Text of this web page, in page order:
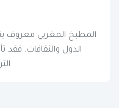
المطبخ المغربي معروف
الدول والثقافات. فقد